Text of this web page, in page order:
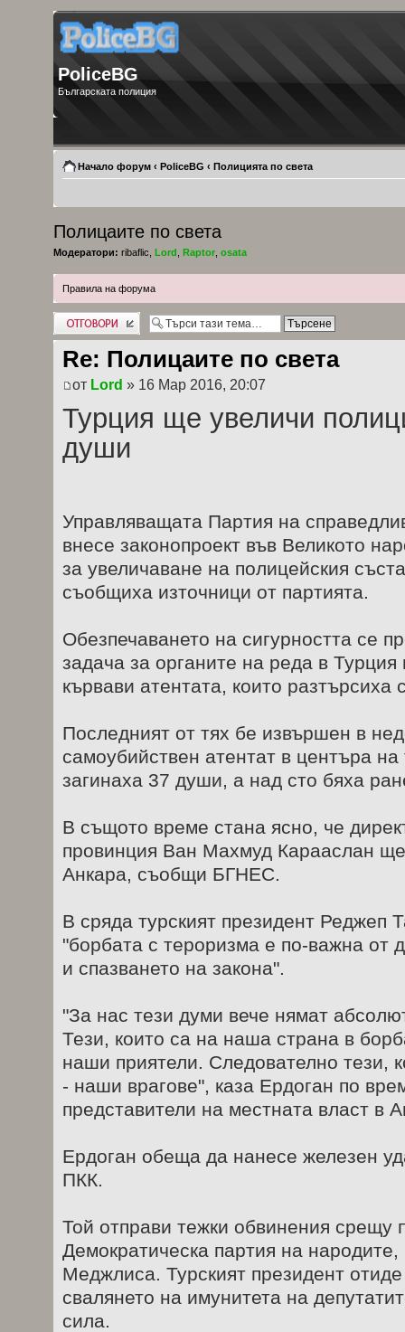
PoliceBG
Българската полиция
Начало форум ‹ PoliceBG ‹ Полицията по света
Полицаите по света
Модератори: ribaflic Lord Raptor osata
Правила на форума
Добави отговор
Re: Полицаите по света
от Lord » 16 Мар 2016, 20:07
Турция ще увеличи
души
Управляващата Партия на
внесе законопроект във Великото
за увеличаване на полицейския
съобщиха източници от партията.
Обезпечаването на сигурността се
задача за органите на реда в
кървави атентата, които разтърсиха
Последният от тях бе извършен в
самоубийствен атентат в центъра на
загинаха 37 души, а над сто бяха
В същото време стана ясно, че
провинция Ван Махмуд Карааслан
Анкара, съобщи БГНЕС.
В сряда турският президент Реджеп
"борбата с тероризма е по-важна от
и спазването на закона".
"За нас тези думи вече нямат
Тези, които са на наша страна в
наши приятели. Следователно тези,
- наши врагове", каза Ердоган по
представители на местната власт в
Ердоган обеща да нанесе железен
ПКК.
Той отправи тежки обвинения срещу
Демократическа партия на народите,
Меджлиса. Турският президент
свалянето на имунитета на
сила.